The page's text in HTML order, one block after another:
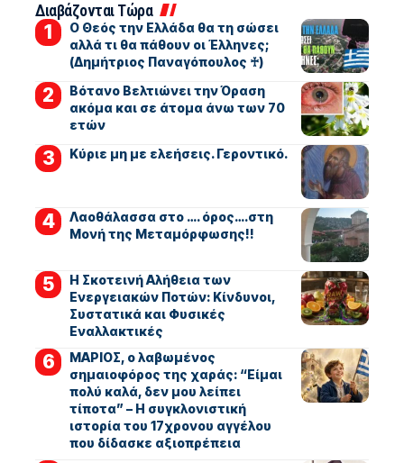
Διαβάζονται Τώρα
Ο Θεός την Ελλάδα θα τη σώσει
αλλά τι θα πάθουν οι Έλληνες;
(Δημήτριος Παναγόπουλος ♰)
Βότανο Βελτιώνει την Όραση
ακόμα και σε άτομα άνω των 70
ετών
Kύριε μη με ελεήσεις. Γεροντικό.
Λαοθάλασσα στο …. όρος….στη
Μονή της Μεταμόρφωσης!!
Η Σκοτεινή Αλήθεια των
Ενεργειακών Ποτών: Κίνδυνοι,
Συστατικά και Φυσικές
Εναλλακτικές
ΜΑΡΙΟΣ, ο λαβωμένος
σημαιοφόρος της χαράς: “Είμαι
πολύ καλά, δεν μου λείπει
τίποτα” – Η συγκλονιστική
ιστορία του 17χρονου αγγέλου
που δίδασκε αξιοπρέπεια